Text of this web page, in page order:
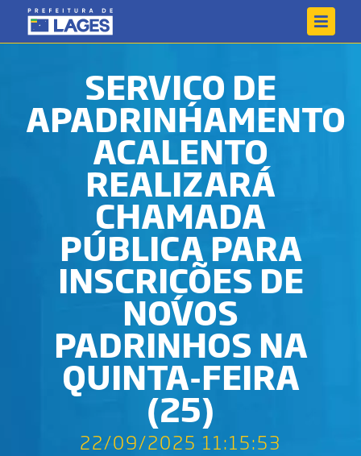
SERVIÇO DE
APADRINHAMENTO
ACALENTO
REALIZARÁ
CHAMADA
PÚBLICA PARA
INSCRIÇÕES DE
NOVOS
PADRINHOS NA
QUINTA-FEIRA
(25)
22/09/2025 11:15:53